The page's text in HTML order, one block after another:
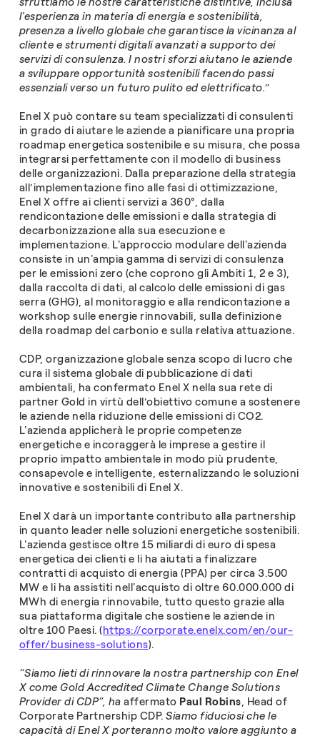
l’esperienza in materia di energia e sostenibilità,
presenza a livello globale che garantisce la vicinanza al
cliente e strumenti digitali avanzati a supporto dei
servizi di consulenza. I nostri sforzi aiutano le aziende
a sviluppare opportunità sostenibili facendo passi
essenziali verso un futuro pulito ed elettrificato.”
Enel X può contare su team specializzati di consulenti
in grado di aiutare le aziende a pianificare una propria
roadmap energetica sostenibile e su misura, che possa
integrarsi perfettamente con il modello di business
delle organizzazioni. Dalla preparazione della strategia
all’implementazione fino alle fasi di ottimizzazione,
Enel X offre ai clienti servizi a 360°, dalla
rendicontazione delle emissioni e dalla strategia di
decarbonizzazione alla sua esecuzione e
implementazione. L'approccio modulare dell'azienda
consiste in un'ampia gamma di servizi di consulenza
per le emissioni zero (che coprono gli Ambiti 1, 2 e 3),
dalla raccolta di dati, al calcolo delle emissioni di gas
serra (GHG), al monitoraggio e alla rendicontazione a
workshop sulle energie rinnovabili, sulla definizione
della roadmap del carbonio e sulla relativa attuazione.
CDP, organizzazione globale senza scopo di lucro che
cura il sistema globale di pubblicazione di dati
ambientali, ha confermato Enel X nella sua rete di
partner Gold in virtù dell’obiettivo comune a sostenere
le aziende nella riduzione delle emissioni di CO2.
L'azienda applicherà le proprie competenze
energetiche e incoraggerà le imprese a gestire il
proprio impatto ambientale in modo più prudente,
consapevole e intelligente, esternalizzando le soluzioni
innovative e sostenibili di Enel X.
Enel X darà un importante contributo alla partnership
in quanto leader nelle soluzioni energetiche sostenibili.
L'azienda gestisce oltre 15 miliardi di euro di spesa
energetica dei clienti e li ha aiutati a finalizzare
contratti di acquisto di energia (PPA) per circa 3.500
MW e li ha assistiti nell'acquisto di oltre 60.000.000 di
MWh di energia rinnovabile, tutto questo grazie alla
sua piattaforma digitale che sostiene le aziende in
oltre 100 Paesi. (https://corporate.enelx.com/en/our-
offer/business-solutions).
“Siamo lieti di rinnovare la nostra partnership con Enel
X come Gold Accredited Climate Change Solutions
Provider di CDP”, haaffermato Paul Robins, Head of
Corporate Partnership CDP.Siamo fiduciosi che le
capacità di Enel X porteranno molto valore aggiunto a